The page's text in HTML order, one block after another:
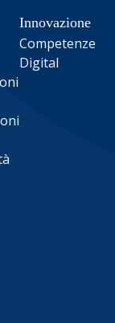
Innovazione
Competenze
Digital